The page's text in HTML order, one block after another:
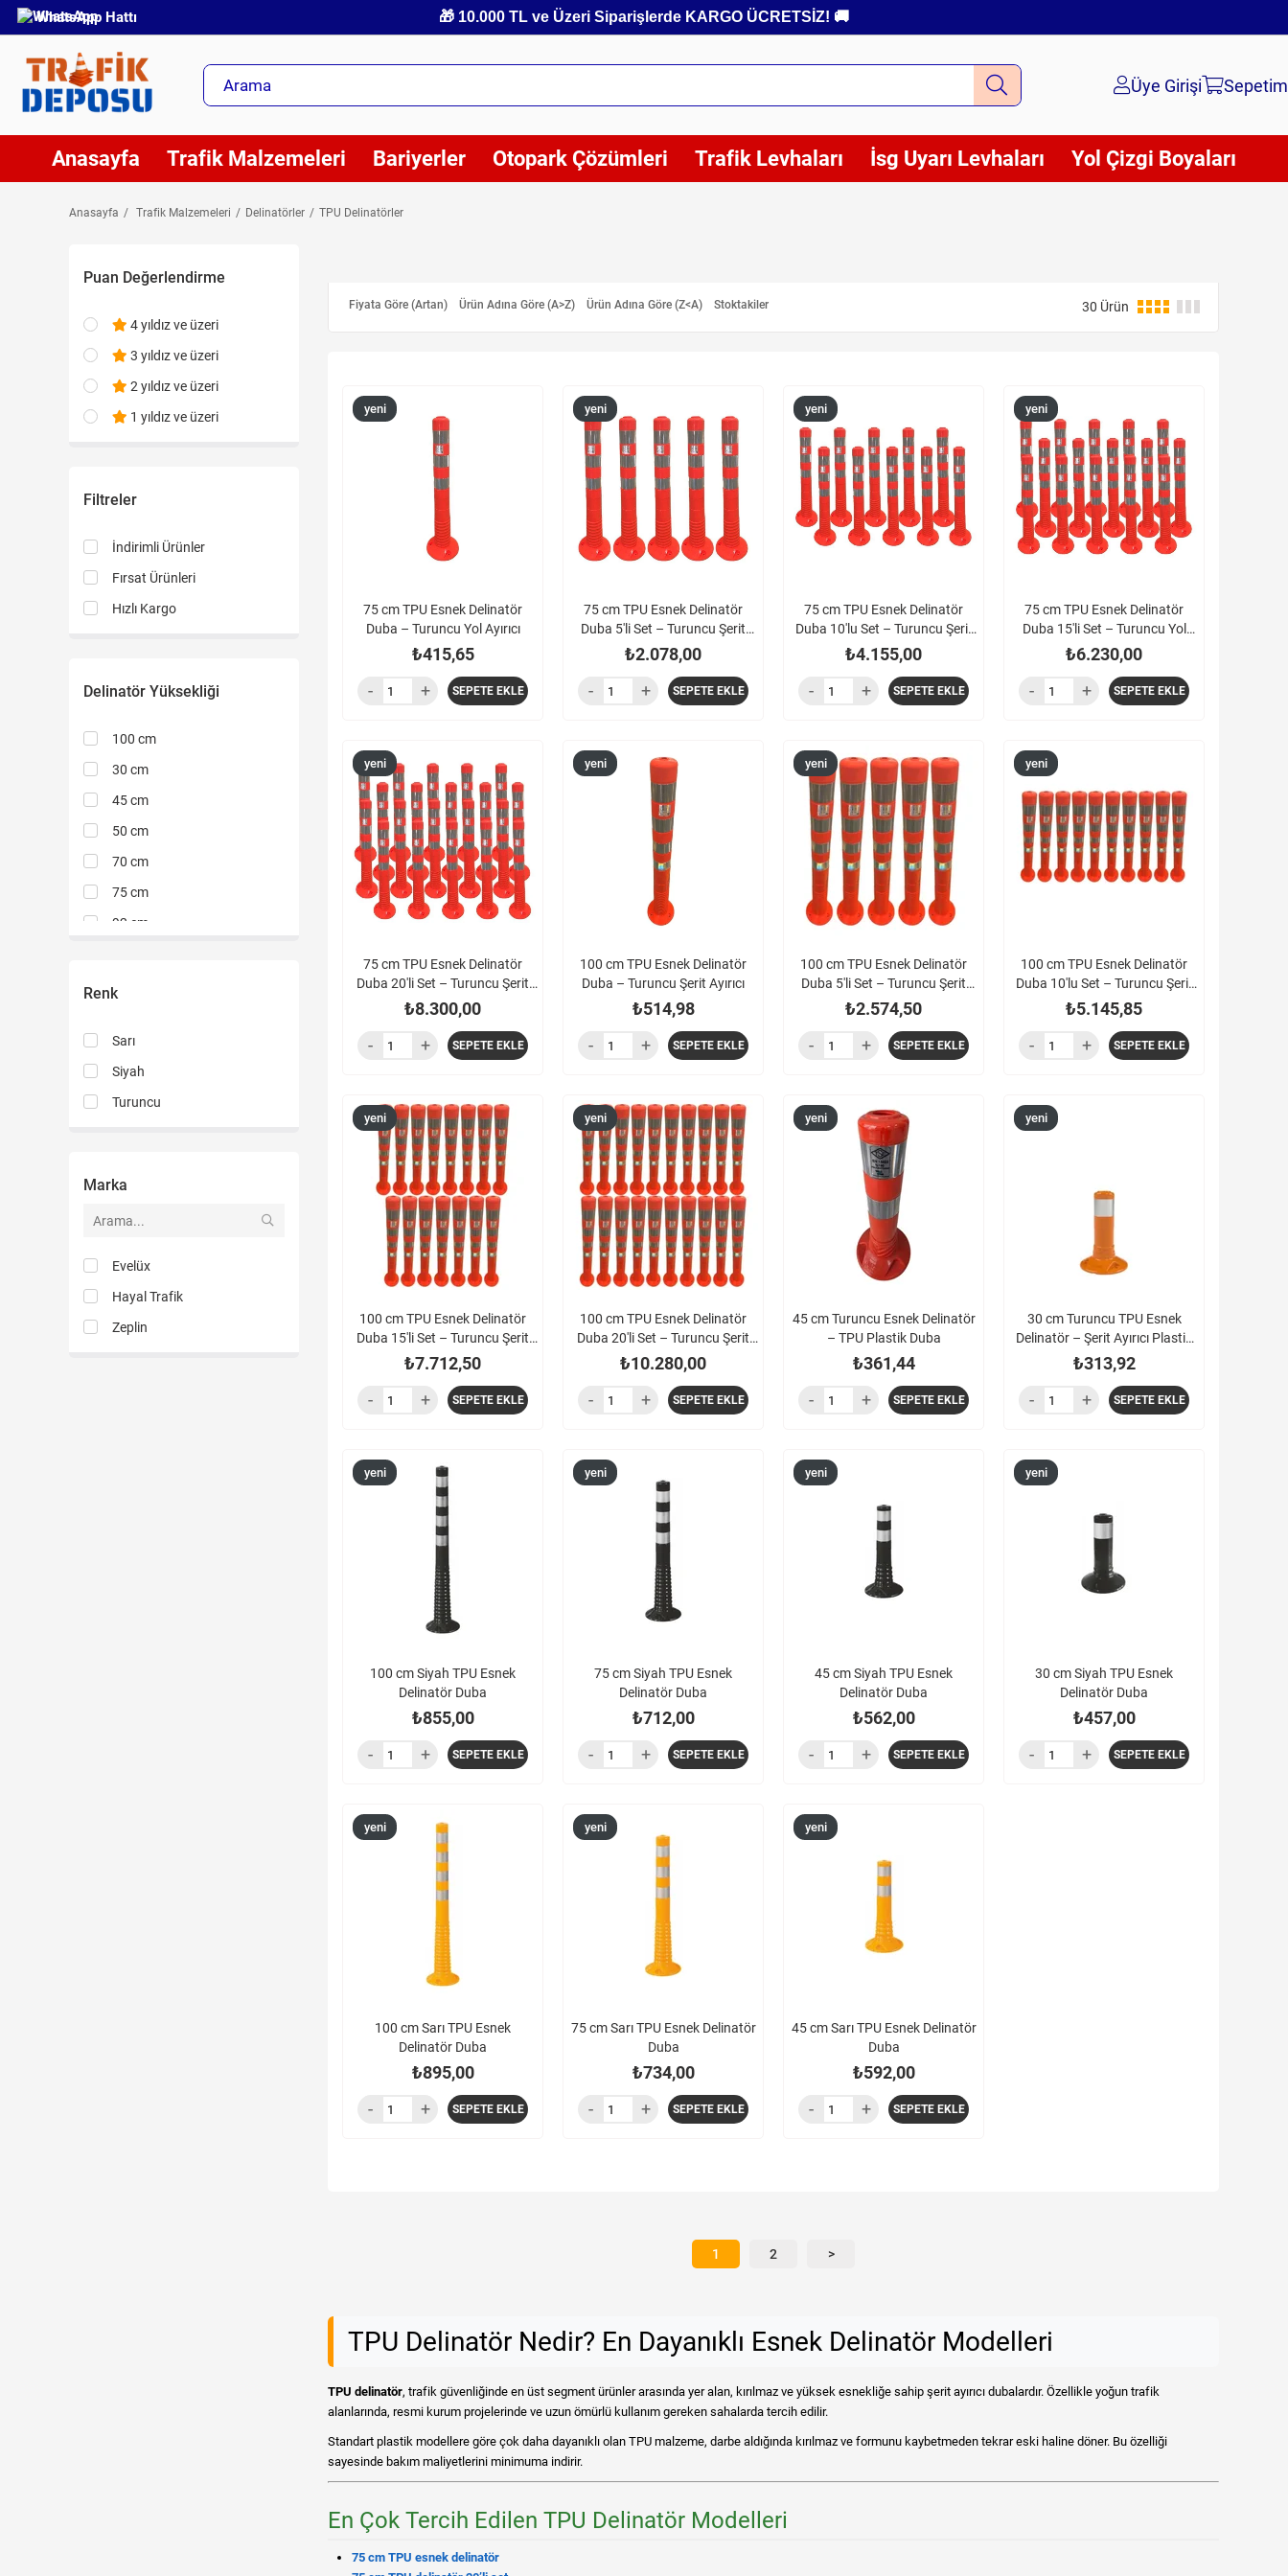
WhatsApp Hattı 🎁 10.000 TL ve Üzeri Siparişlerde KARGO ÜCRETSİZ! 🚚
Üye Girişi Sepetim
Anasayfa Trafik Malzemeleri Bariyerler Otopark Çözümleri Trafik Levhaları İsg Uyarı Levhaları Yol Çizgi Boyaları
Anasayfa Trafik Malzemeleri Delinatörler TPU Delinatörler
Puan Değerlendirme
4 yıldız ve üzeri
3 yıldız ve üzeri
2 yıldız ve üzeri
1 yıldız ve üzeri
Filtreler
İndirimli Ürünler
Fırsat Ürünleri
Hızlı Kargo
Delinatör Yüksekliği
100 cm
30 cm
45 cm
50 cm
70 cm
75 cm
92 cm
Renk
Sarı
Siyah
Turuncu
Marka
Evelüx
Hayal Trafik
Zeplin
Fiyata Göre (Artan) Ürün Adına Göre (A>Z) Ürün Adına Göre (Z<A) Stoktakiler 30 Ürün
75 cm TPU Esnek Delinatör
Duba – Turuncu Yol Ayırıcı
₺415,65
yeni
SEPETE EKLE
75 cm TPU Esnek Delinatör
Duba 5'li Set – Turuncu Şerit
Ayırıcı
₺2.078,00
yeni
ürün
SEPETE EKLE
75 cm TPU Esnek Delinatör
Duba 10'lu Set – Turuncu Şerit
Ayırıcı Paket
₺4.155,00
yeni
ürün
SEPETE EKLE
75 cm TPU Esnek Delinatör
Duba 15'li Set – Turuncu Yol
Ayırıcı
₺6.230,00
yeni
ürün
SEPETE EKLE
75 cm TPU Esnek Delinatör
Duba 20'li Set – Turuncu Şerit
Ayırıcı
₺8.300,00
yeni
ürün
SEPETE EKLE
100 cm TPU Esnek Delinatör
Duba – Turuncu Şerit Ayırıcı
₺514,98
yeni
SEPETE EKLE
100 cm TPU Esnek Delinatör
Duba 5'li Set – Turuncu Şerit
Ayırıcı
₺2.574,50
yeni
ürün
SEPETE EKLE
100 cm TPU Esnek Delinatör
Duba 10'lu Set – Turuncu Şerit
Ayırıcı
₺5.145,85
yeni
ürün
SEPETE EKLE
100 cm TPU Esnek Delinatör
Duba 15'li Set – Turuncu Şerit
Ayırıcı
₺7.712,50
yeni
ürün
SEPETE EKLE
100 cm TPU Esnek Delinatör
Duba 20'li Set – Turuncu Şerit
Ayırıcı
₺10.280,00
yeni
ürün
SEPETE EKLE
45 cm Turuncu Esnek Delinatör
– TPU Plastik Duba
₺361,44
yeni
SEPETE EKLE
30 cm Turuncu TPU Esnek
Delinatör – Şerit Ayırıcı Plastik
Duba
₺313,92
yeni
SEPETE EKLE
100 cm Siyah TPU Esnek
Delinatör Duba
₺855,00
yeni
SEPETE EKLE
75 cm Siyah TPU Esnek
Delinatör Duba
₺712,00
yeni
SEPETE EKLE
45 cm Siyah TPU Esnek
Delinatör Duba
₺562,00
yeni
SEPETE EKLE
30 cm Siyah TPU Esnek
Delinatör Duba
₺457,00
yeni
SEPETE EKLE
100 cm Sarı TPU Esnek
Delinatör Duba
₺895,00
yeni
SEPETE EKLE
75 cm Sarı TPU Esnek Delinatör
Duba
₺734,00
yeni
SEPETE EKLE
45 cm Sarı TPU Esnek Delinatör
Duba
₺592,00
yeni
SEPETE EKLE
1 2 >
TPU Delinatör Nedir? En Dayanıklı Esnek Delinatör Modelleri
TPU delinatör, trafik güvenliğinde en üst segment ürünler arasında yer alan, kırılmaz ve yüksek esnekliğe sahip şerit ayırıcı dubalardır. Özellikle yoğun trafik
alanlarında, resmi kurum projelerinde ve uzun ömürlü kullanım gereken sahalarda tercih edilir.
Standart plastik modellere göre çok daha dayanıklı olan TPU malzeme, darbe aldığında kırılmaz ve formunu kaybetmeden tekrar eski haline döner. Bu özelliği
sayesinde bakım maliyetlerini minimuma indirir.
En Çok Tercih Edilen TPU Delinatör Modelleri
75 cm TPU esnek delinatör